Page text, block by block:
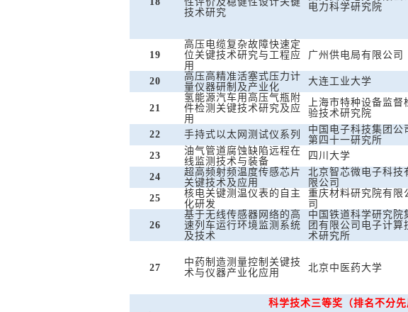
技术研究
电力科学研究院
19
高压电缆复杂故障快速定
位关键技术研究与工程应
用
广州供电局有限公司
20
高压高精准活塞式压力计
量仪器研制及产业化
大连工业大学
21
氢能源汽车用高压气瓶附
件检测关键技术研究及应
用
上海市特种设备监督
验技术研究院
22
手持式以太网测试仪系列
中国电子科技集团公
第四十一研究所
23
油气管道腐蚀缺陷远程在
线监测技术与装备
四川大学
24
超高频射频温度传感芯片
关键技术及应用
北京智芯微电子科技
限公司
25
核电关键测温仪表的自主
化研发
重庆材料研究院有限
司
26
基于无线传感器网络的高
速列车运行环境监测系统
及技术
中国铁道科学研究院
团有限公司电子计算
术研究所
27
中药制造测量控制关键技
术与仪器产业化应用
北京中医药大学
科学技术三等奖（排名不分先